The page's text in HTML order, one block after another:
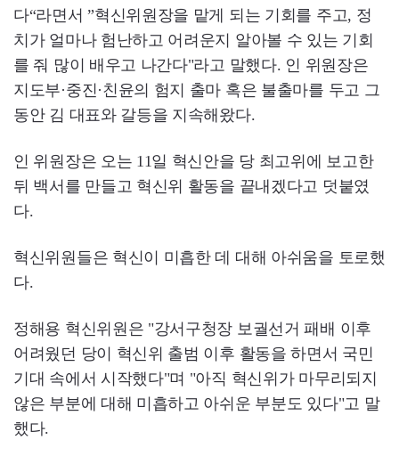
다“라면서 ”혁신위원장을 맡게 되는 기회를 주고, 정
치가 얼마나 험난하고 어려운지 알아볼 수 있는 기회
를 줘 많이 배우고 나간다"라고 말했다. 인 위원장은
지도부·중진·친윤의 험지 출마 혹은 불출마를 두고 그
동안 김 대표와 갈등을 지속해왔다.
인 위원장은 오는 11일 혁신안을 당 최고위에 보고한
뒤 백서를 만들고 혁신위 활동을 끝내겠다고 덧붙였
다.
혁신위원들은 혁신이 미흡한 데 대해 아쉬움을 토로했
다.
정해용 혁신위원은 "강서구청장 보궐선거 패배 이후
어려웠던 당이 혁신위 출범 이후 활동을 하면서 국민
기대 속에서 시작했다"며 "아직 혁신위가 마무리되지
않은 부분에 대해 미흡하고 아쉬운 부분도 있다"고 말
했다.